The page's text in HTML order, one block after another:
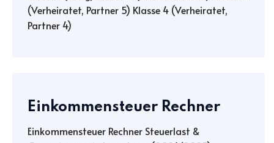
(Verheiratet, Partner 5) Klasse 4 (Verheiratet,
Partner 4)
Einkommensteuer Rechner
Einkommensteuer Rechner Steuerlast &